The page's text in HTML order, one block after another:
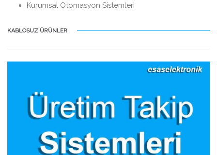
Kurumsal Otomasyon Sistemleri
KABLOSUZ ÜRÜNLER